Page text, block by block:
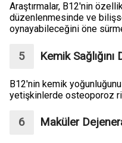
Araştırmalar, B12'nin
düzenlenmesinde ve
oynayabileceğini öne
Kemik Sağlığını
B12'nin kemik
yetişkinlerde osteoporoz
Maküler